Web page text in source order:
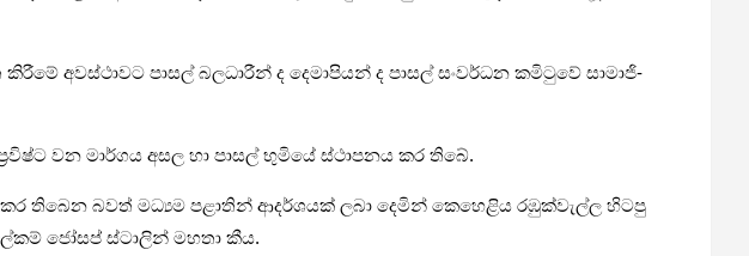
අව­ස්ථා­වට පාසල් බල­ධා­රීන් ද දෙමා­පි­යන් ද පාසල් සංව­ර්ධන කමි­ටුවේ සාමා­ජි­
වන මාර්ගය අසල හා පාසල් භුමියේ ස්ථාප­නය කර තිබේ.
තිබෙන බවත් මධ්‍යම පළා­තින් ආද­ර්ශ­යක් ලබා දෙමින් කෙහෙ­ළිය රඹු­ක්වැල්ල හිටපු
ජෝසප් ස්ටාලින් මහතා කීය.